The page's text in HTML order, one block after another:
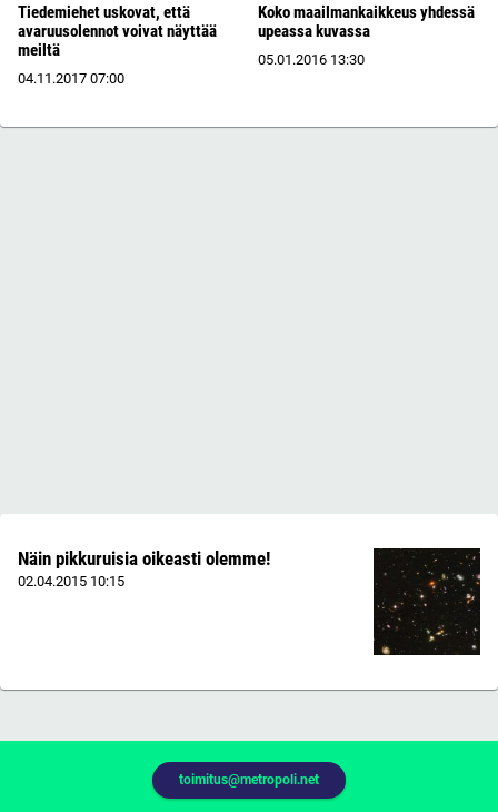
Tiedemiehet uskovat, että
avaruusolennot voivat näyttää
meiltä
04.11.2017 07:00
Koko maailmankaikkeus yhdessä
upeassa kuvassa
05.01.2016 13:30
Näin pikkuruisia oikeasti olemme!
02.04.2015 10:15
toimitus@metropoli.net